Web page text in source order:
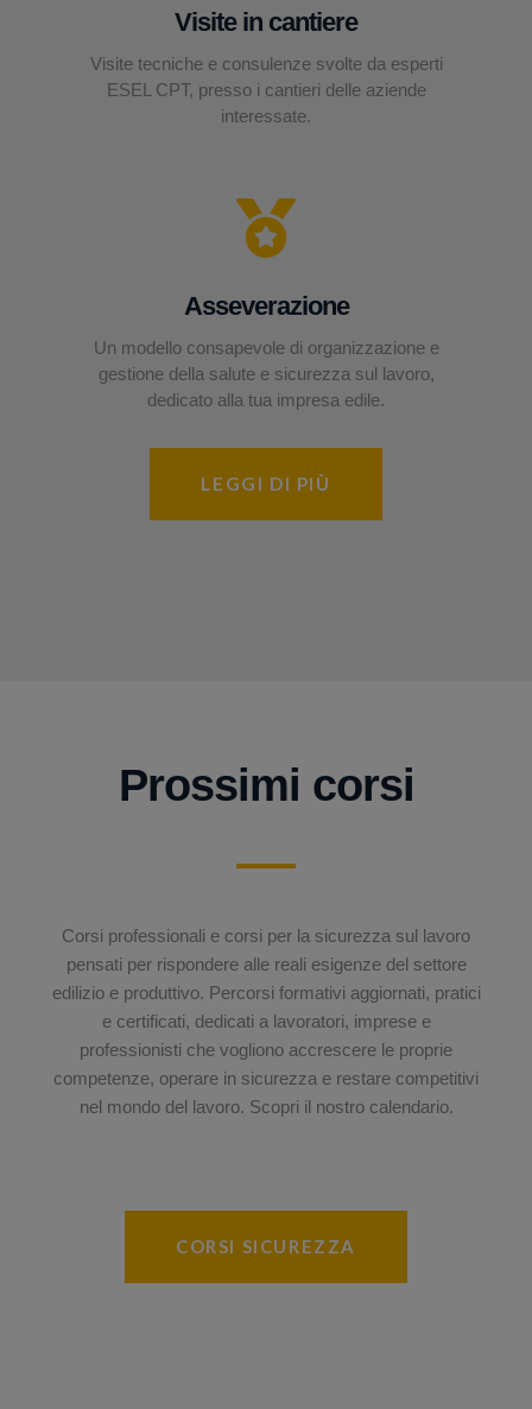
Visite in cantiere
Visite tecniche e consulenze svolte da esperti
ESEL CPT, presso i cantieri delle aziende
interessate.
Asseverazione
Un modello consapevole di organizzazione e
gestione della salute e sicurezza sul lavoro,
dedicato alla tua impresa edile.
LEGGI DI PIÙ
Prossimi corsi
Corsi professionali e corsi per la sicurezza sul lavoro
pensati per rispondere alle reali esigenze del settore
edilizio e produttivo. Percorsi formativi aggiornati, pratici
e certificati, dedicati a lavoratori, imprese e
professionisti che vogliono accrescere le proprie
competenze, operare in sicurezza e restare competitivi
nel mondo del lavoro. Scopri il nostro calendario.
CORSI SICUREZZA